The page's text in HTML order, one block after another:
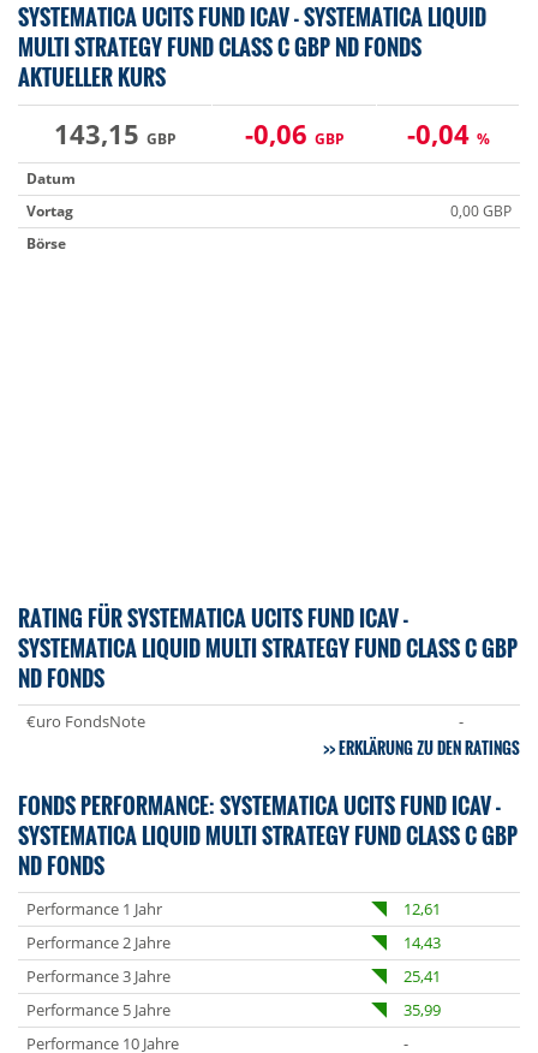
SYSTEMATICA UCITS FUND ICAV - SYSTEMATICA LIQUID
MULTI STRATEGY FUND CLASS C GBP ND FONDS
AKTUELLER KURS
143,15 GBP -0,06 GBP -0,04 %
Datum
Vortag
0,00 GBP
Börse
RATING FÜR SYSTEMATICA UCITS FUND ICAV -
SYSTEMATICA LIQUID MULTI STRATEGY FUND CLASS C GBP
ND FONDS
€uro FondsNote -
ERKLÄRUNG ZU DEN RATINGS
FONDS PERFORMANCE: SYSTEMATICA UCITS FUND ICAV -
SYSTEMATICA LIQUID MULTI STRATEGY FUND CLASS C GBP
ND FONDS
Performance 1 Jahr
12,61
Performance 2 Jahre
14,43
Performance 3 Jahre
25,41
Performance 5 Jahre
35,99
Performance 10 Jahre
-